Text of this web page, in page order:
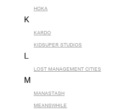
HOKA
K
KARDO
KIDSUPER STUDIOS
L
LOST MANAGEMENT CITIES
M
MANASTASH
MEANSWHILE